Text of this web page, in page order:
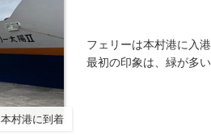
本村港に到着
フェリーは本村港に入
最初の印象は、緑が多